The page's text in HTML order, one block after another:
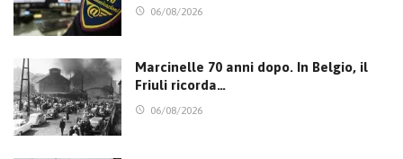
06/08/2026
Marcinelle 70 anni dopo. In Belgio, il
Friuli ricorda…
06/08/2026